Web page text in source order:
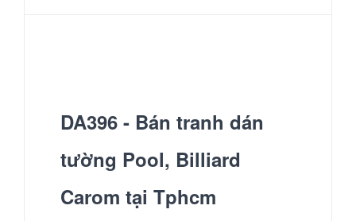
DA396 - Bán tranh dán
tường Pool, Billiard
Carom tại Tphcm